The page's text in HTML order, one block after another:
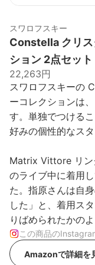
スワロフスキー
Constella クリス
ション 2点セット
22,263円
スワロフスキーの
ーコレクションは
す。単独でつける
好みの個性的なス
Matrix Vittore リン
のライブ中に着用
た。指原さんは自
した」と、着用ス
りばめられたかの
この商品の
Amazonで詳細を